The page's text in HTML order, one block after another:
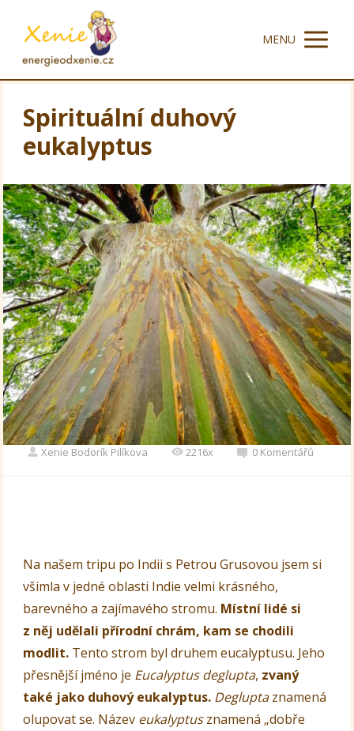
MENU
Spirituální duhový
eukalyptus
Xenie Bodorík Pilíkova 2216x 0 Komentářů
Na našem tripu po Indii s Petrou Grusovou jsem si
všimla v jedné oblasti Indie velmi krásného,
barevného a zajímavého stromu. Místní lidé si
z něj udělali přírodní chrám, kam se chodili
modlit. Tento strom byl druhem eucalyptusu. Jeho
přesnější jméno je Eucalyptus deglupta, zvaný
také jako duhový eukalyptus. Degluptaznamená
olupovat se. Název eukalyptusznamená „dobře